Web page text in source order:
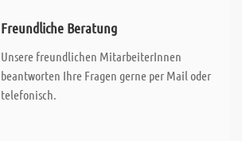
Freundliche Beratung
Unsere freundlichen MitarbeiterInnen
beantworten Ihre Fragen gerne per Mail oder
telefonisch.